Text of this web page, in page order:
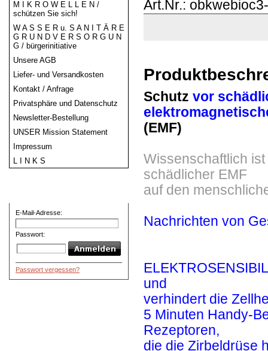
M I K R O W E L L E N /
schützen Sie sich!
W A S S E R u. S A N I T Ä R E
G R U N D V E R S O R G U N
G / bürgerinitiative
Unsere AGB
Liefer- und Versandkosten
Kontakt / Anfrage
Privatsphäre und Datenschutz
Newsletter-Bestellung
UNSER Mission Statement
Impressum
L I N K S
E-Mail-Adresse:
Passwort:
Passwort vergessen?
Art.Nr.:
Schutz vor
(EMF)
Wissenschaftlich
schädlicher EMF
auf den
Nachrichten von
und
verhindert die
5 Minuten Handy-
Rezeptoren,
die die Zirbeldrüse